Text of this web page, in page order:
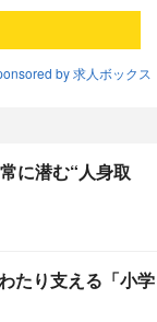
by 求人ボックス
に潜む“人身取
たり支える「小学